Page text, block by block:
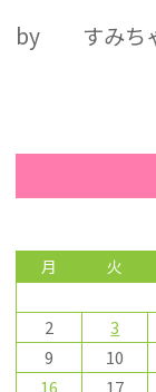
by すみち
月 火
2
3
9
10